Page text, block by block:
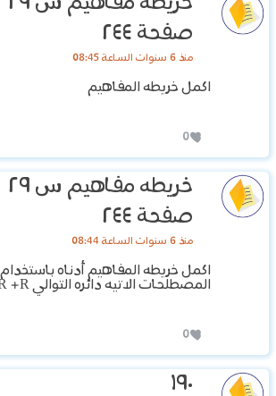
صفحة ٢٤٤
منذ 6 سنوات الساعة 08:45
اكمل خريطه المفاهيم
0
خريطه مفاهيم س ٢٩
صفحة ٢٤٤
منذ 6 سنوات الساعة 08:44
اكمل خريطه المفاهيم أدناه باستخدام
المصطلحات الاتيه دائره التوالي R=R+R +R
0
١٩٠